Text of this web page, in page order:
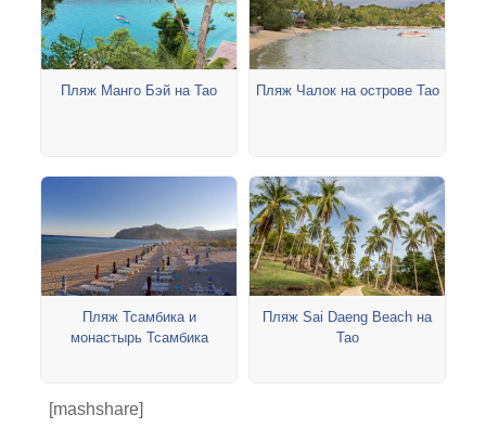
Пляж Манго Бэй на Тао Пляж Чалок на острове Тао
Пляж Тсамбика и
монастырь Тсамбика
Пляж Sai Daeng Beach на
Тао
[mashshare]